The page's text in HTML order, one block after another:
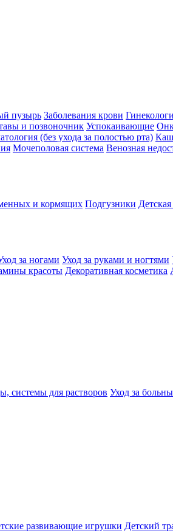
пузырь Заболевания крови
и позвоночник Успокаивающие
(без ухода за полостью рта)
Мочеполовая система Венозная
и кормящих Подгузники
за ногами Уход за руками и ногтями
красоты Декоративная косметика
системы для растворов Уход за
развивающие игрушки Детский